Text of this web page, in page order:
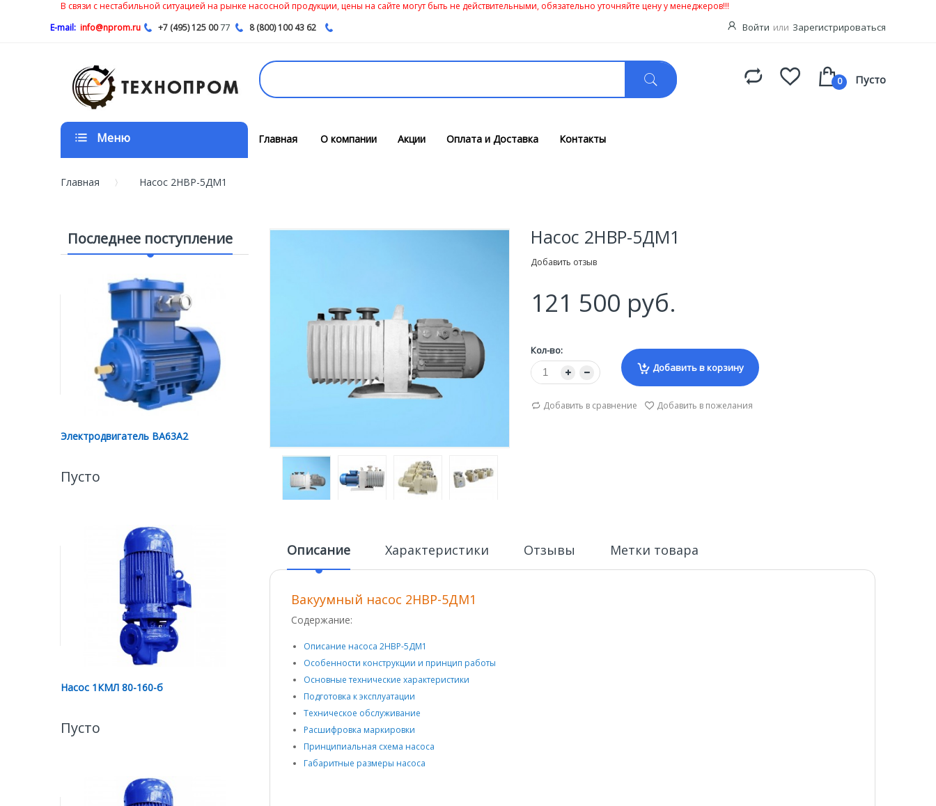
В связи с нестабильной ситуацией на рынке насосной продукции, цены на сайте могут быть не действительными, обязательно уточняйте цену у менеджеров!!!
E-mail: info@nprom.ru +7 (495) 125 0077 8 (800) 100 43 62 Войти или Зарегистрироваться
0 Пусто
Меню Главная О компании Акции Оплата и Доставка Контакты
Главная Насос 2НВР-5ДМ1
Насос 2НВР-5ДМ1
Добавить отзыв
121 500 руб.
Кол-во:
Добавить в корзину
Добавить в сравнение Добавить в пожелания
Описание Характеристики Отзывы Метки товара
Вакуумный насос 2НВР-5ДМ1
Содержание:
Описание насоса 2НВР-5ДМ1
Особенности конструкции и принцип работы
Основные технические характеристики
Подготовка к эксплуатации
Техническое обслуживание
Расшифровка маркировки
Принципиальная схема насоса
Габаритные размеры насоса
Последнее поступление
Электродвигатель ВА63А2
Пусто
Насос 1КМЛ 80-160-б
Пусто